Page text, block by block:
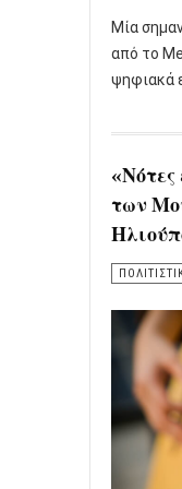
Μία
από το
ψηφιακά
των